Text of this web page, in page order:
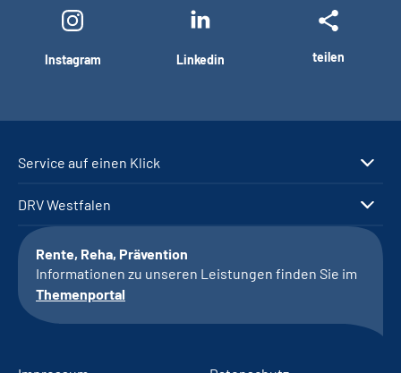
Instagram Linkedin teilen
Service auf einen Klick
DRV Westfalen
Rente, Reha, Prävention
Informationen zu unseren Leistungen finden Sie im
Themenportal